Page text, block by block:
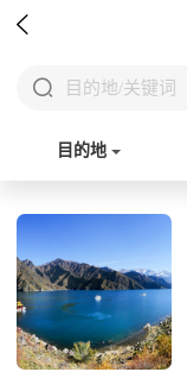

 目的地/关键词
目的地